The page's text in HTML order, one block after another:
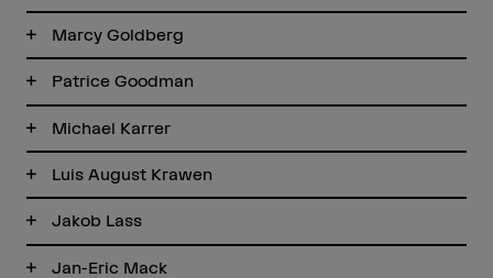
Marcy Goldberg
Patrice Goodman
Michael Karrer
Luis August Krawen
Jakob Lass
Jan-Eric Mack